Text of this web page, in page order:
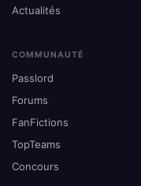
Actualités
COMMUNAUTÉ
Passlord
Forums
FanFictions
TopTeams
Concours